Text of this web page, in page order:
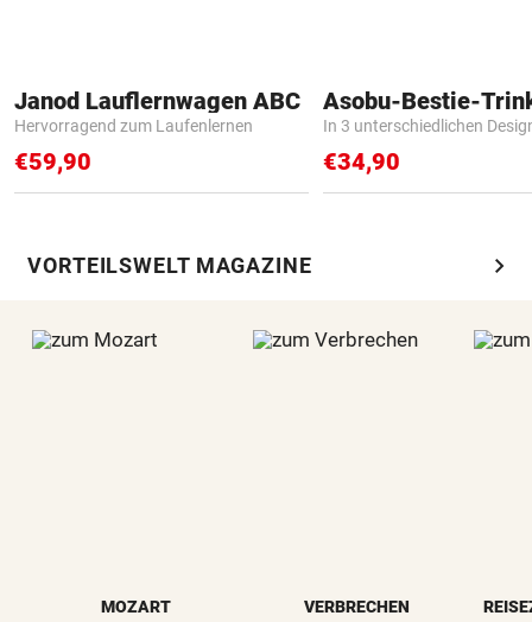
Janod Lauflernwagen ABC
Hervorragend zum Laufenlernen
€59,90
Asobu-Bestie-
In 3 unterschiedlichen
€34,90
VORTEILSWELT MAGAZINE chevron_right
MOZART VERBRECHEN